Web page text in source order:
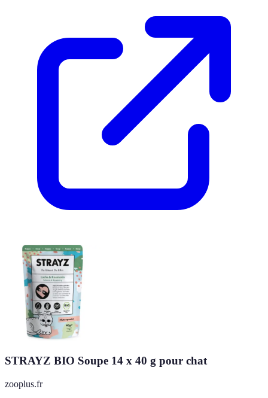
STRAYZ BIO Soupe 14 x 40 g pour chat
zooplus.fr